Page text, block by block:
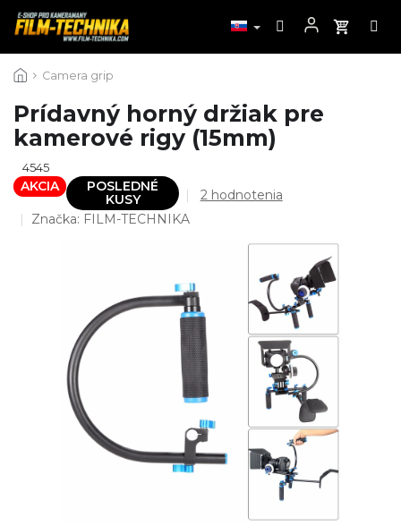
na
Camera grip
Prídavný horný držiak pre
kamerové rigy (15mm)
4545
AKCIA
POSLEDNÉ
KUSY
Priemerné
5
hviezdičiek.
2 hodnotenia
Značka: FILM-TECHNIKA